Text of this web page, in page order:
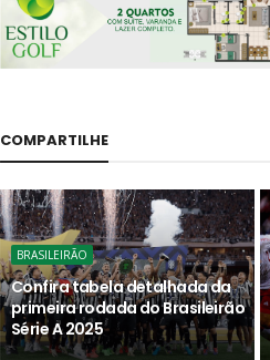
COMPARTILHE
BRASILEIRÃO
Confira tabela detalhada da
primeira rodada do Brasileirão
Série A 2025